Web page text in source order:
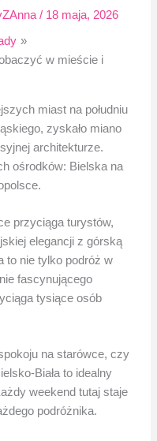
/ 18 maja, 2026
w mieście i
miast na południu
zyskało miano
architekturze.
ośrodków: Bielska na
przyciąga turystów,
elegancji z górską
to nie tylko podróż w
fascynującego
tysiące osób
na starówce, czy
Biała to idealny
weekend tutaj staje
podróżnika.